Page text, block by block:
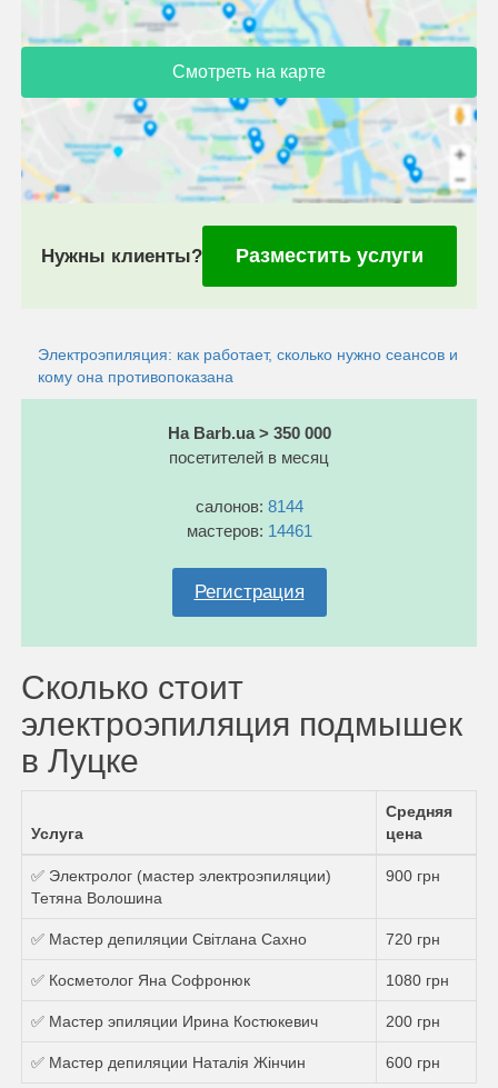
Смотреть на карте
Нужны клиенты? Разместить услуги
Электроэпиляция: как работает, сколько нужно сеансов и
кому она противопоказана
На Barb.ua > 350 000
посетителей в месяц
салонов: 8144
мастеров: 14461
Регистрация
Сколько стоит
электроэпиляция подмышек
в Луцке
Услуга
Средняя
цена
✅ Электролог (мастер электроэпиляции)
Тетяна Волошина
900 грн
✅ Мастер депиляции Світлана Сахно 720 грн
✅ Косметолог Яна Софронюк 1080 грн
✅ Мастер эпиляции Ирина Костюкевич 200 грн
✅ Мастер депиляции Наталія Жінчин 600 грн